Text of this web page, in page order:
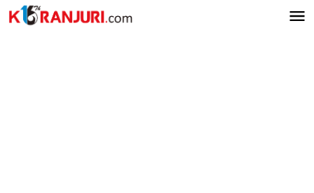
Lewati
ke